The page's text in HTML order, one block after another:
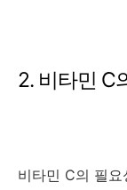
2. 비타민 C
비타민 C의 필